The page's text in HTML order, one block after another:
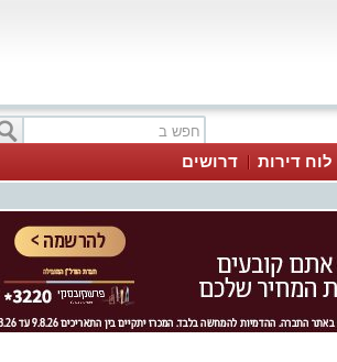
לוח דירות דרושים